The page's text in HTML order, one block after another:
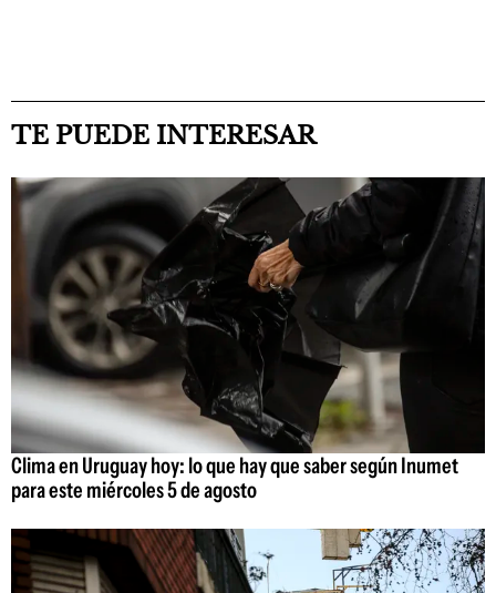
TE PUEDE INTERESAR
Clima en Uruguay hoy: lo que hay que saber según Inumet
para este miércoles 5 de agosto